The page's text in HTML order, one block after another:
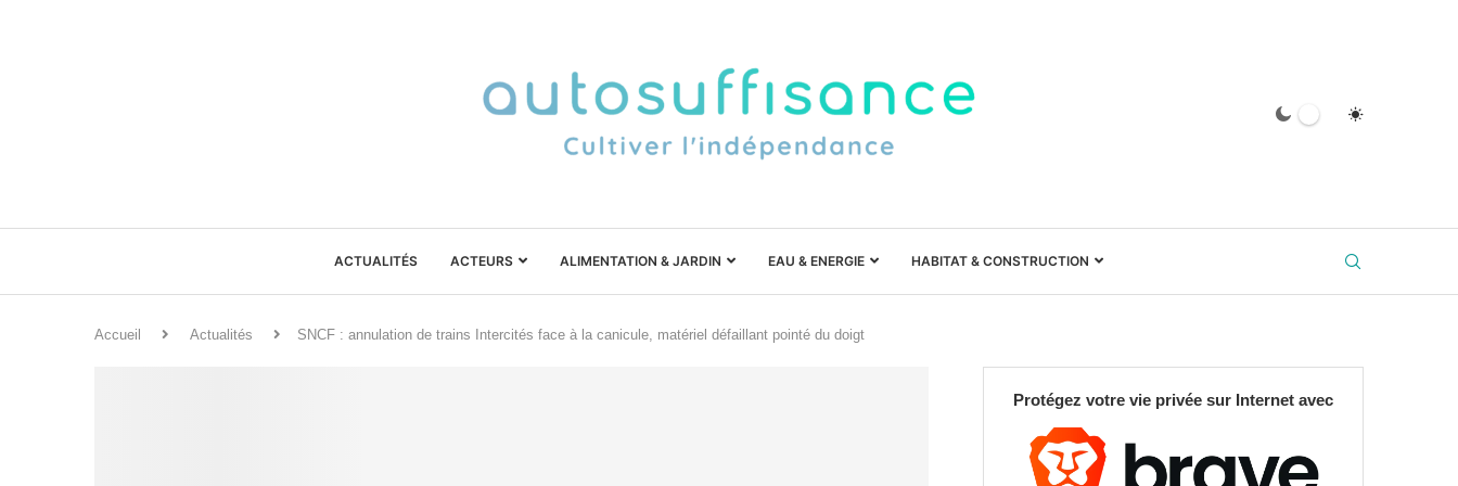
ACTUALITÉS ACTEURS ALIMENTATION & JARDIN EAU & ENERGIE HABITAT & CONSTRUCTION
Accueil Actualités SNCF : annulation de trains Intercités face à la canicule, matériel défaillant pointé du doigt
Protégez votre vie privée sur Internet avec